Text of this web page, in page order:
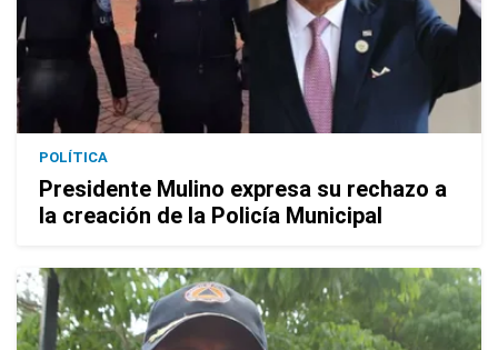
POLÍTICA
Presidente Mulino expresa su rechazo a
la creación de la Policía Municipal